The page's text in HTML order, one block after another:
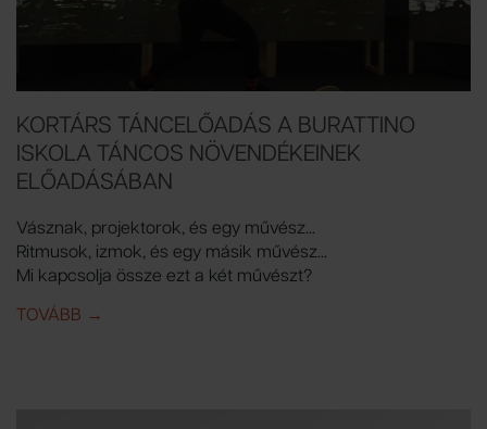
KORTÁRS TÁNCELŐADÁS A BURATTINO
ISKOLA TÁNCOS NÖVENDÉKEINEK
ELŐADÁSÁBAN
Vásznak, projektorok, és egy művész...
Ritmusok, izmok, és egy másik művész...
Mi kapcsolja össze ezt a két művészt?
TOVÁBB IDE: KORTÁRS TÁNCELŐADÁS A BURATTINO
→